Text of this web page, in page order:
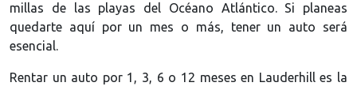
millas de las playas del Océano Atlántico. Si planeas
quedarte aquí por un mes o más, tener un auto será
esencial.
Rentar un auto por 1, 3, 6 o 12 meses en Lauderhill es la